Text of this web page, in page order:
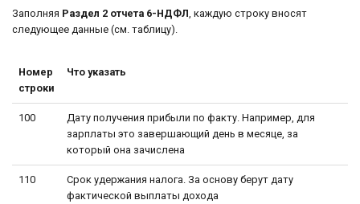
Заполняя Раздел 2 отчета 6-НДФЛ , каждую строку вносят
следующее данные (см. таблицу).
Номер
строки
Что указать
100
Дату получения прибыли по факту. Например, для
зарплаты это завершающий день в месяце, за
который она зачислена
110
Срок удержания налога. За основу берут дату
фактической выплаты дохода